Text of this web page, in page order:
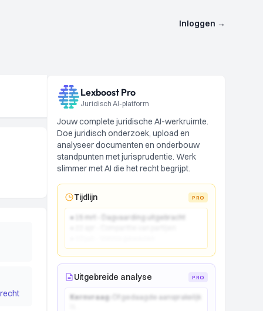
Inloggen →
Lexboost Pro
Juridisch AI-platform
Jouw complete juridische AI-werkruimte.
Doe juridisch onderzoek, upload en
analyseer documenten en onderbouw
standpunten met jurisprudentie. Werk
slimmer met AI die het recht begrijpt.
Tijdlijn PRO
● 15 mrt - Dagvaarding uitgebracht
Uitgebreide analyse PRO
Kernvraag:
Of gedaagde aansprakelijk